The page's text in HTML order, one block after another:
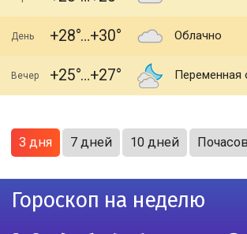
День +28 +30 Облачно
Вечер +25 +27 Переменная
3 дня 7 дней 10 дней
Гороскоп на неделю